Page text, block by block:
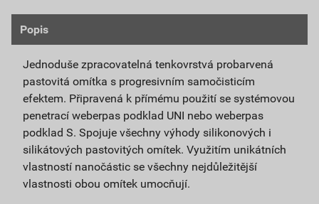
Popis
Jednoduše zpracovatelná tenkovrstvá probarvená
pastovitá omítka s progresivním samočisticím
efektem. Připravená k přímému použití se systémovou
penetrací weberpas podklad UNI nebo weberpas
podklad S. Spojuje všechny výhody silikonových i
silikátových pastovitých omítek. Využitím unikátních
vlastností nanočástic se všechny nejdůležitější
vlastnosti obou omítek umocňují.